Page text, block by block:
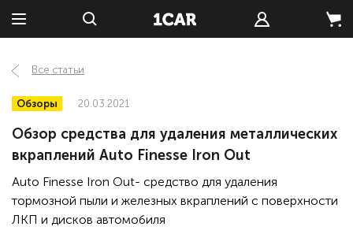
Все статьи
Обзоры 20.03.2021
Обзор средства для удаления металлических
вкраплений Auto Finesse Iron Out
Auto Finesse Iron Out- средство для удаления
тормозной пыли и железных вкраплений с поверхности
ЛКП и дисков автомобиля